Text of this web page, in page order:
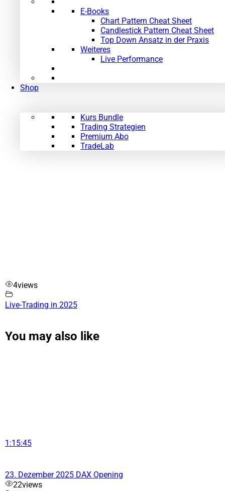
E-Books
Chart Pattern Cheat Sheet
Candlestick Pattern Cheat Sheet
Top Down Ansatz in der Praxis
Weiteres
Live Performance
Shop
Kurs Bundle
Trading Strategien
Premium Abo
TradeLab
4views
Live-Trading in 2025
You may also like
1:15:45
23. Dezember 2025 DAX Opening
22views